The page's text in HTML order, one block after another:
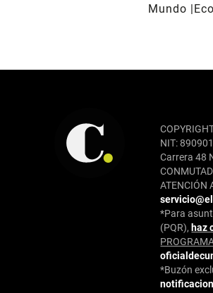
Mundo
NIT:
Carrera 48
ATENCIÓN
*Para
(PQR), haz
*Buzón